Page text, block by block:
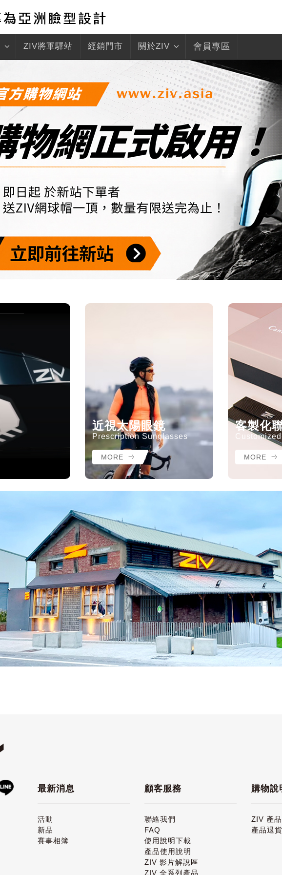
ZIV將軍驛站 經銷門市 關於ZIV 會員專區
近視太陽眼鏡
Prescription Sunglasses
MORE
客製化
Customized
MORE
最新消息
活動
新品
賽事相簿
顧客服務
聯絡我們
FAQ
使用說明下載
產品使用說明
ZIV 影片解說區
ZIV 全系列產品
購物說
ZIV 產
產品退